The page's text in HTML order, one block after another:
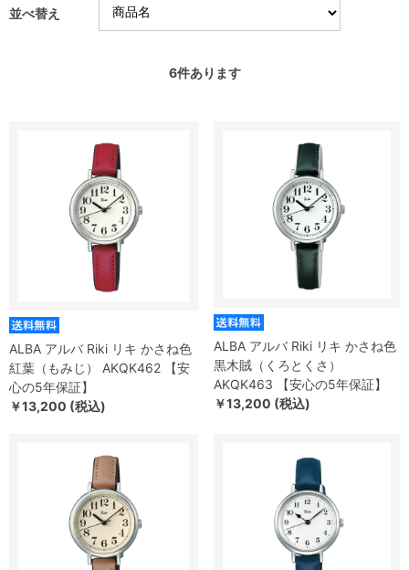
並べ替え
6件あります
ALBA アルバ Riki リキ かさね色
紅葉（もみじ） AKQK462 【安
心の5年保証】
￥13,200 (税込)
ALBA アルバ Riki リキ かさね色
黒木賊（くろとくさ）
AKQK463 【安心の5年保証】
￥13,200 (税込)